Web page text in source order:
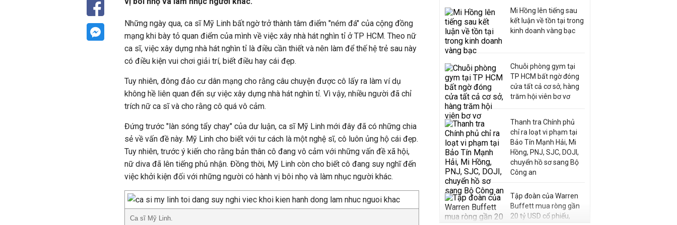
Những ngày qua, ca sĩ Mỹ Linh bất ngờ trở thành tâm điểm "ném đá" của cộng đồng
mạng khi bày tỏ quan điểm của mình về việc xây nhà hát nghìn tỉ ở TP HCM. Theo nữ
ca sĩ, việc xây dựng nhà hát nghìn tỉ là điều cần thiết và nên làm để thế hệ trẻ sau này
có điều kiện vui chơi giải trí, biết điều hay cái đẹp.
Tuy nhiên, đông đảo cư dân mạng cho rằng câu chuyện được cô lấy ra làm ví dụ
không hề liên quan đến sự việc xây dựng nhà hát nghìn tỉ. Vì vậy, nhiều người đã chỉ
trích nữ ca sĩ và cho rằng cô quá vô cảm.
Đứng trước "làn sóng tẩy chay" của dư luận, ca sĩ Mỹ Linh mới đây đã có những chia
sẻ về vấn đề này. Mỹ Linh cho biết với tư cách là một nghệ sĩ, cô luôn ủng hộ cái đẹp.
Tuy nhiên, trước ý kiến cho rằng bản thân cô đang vô cảm với những vấn đề xã hội,
nữ diva đã lên tiếng phủ nhận. Đồng thời, Mỹ Linh còn cho biết cô đang suy nghĩ đến
việc khởi kiện đối với những người có hành vị bôi nhọ và làm nhục người khác.
Ca sĩ Mỹ Linh.
Mi Hồng lên tiếng sau
kết luận về tồn tại trong
kinh doanh vàng bạc
Chuỗi phòng gym tại
TP HCM bất ngờ đóng
cửa tất cả cơ sở, hàng
trăm hội viên bơ vơ
Thanh tra Chính phủ
chỉ ra loạt vi phạm tại
Bảo Tín Mạnh Hải, Mi
Hồng, PNJ, SJC, DOJI,
chuyển hồ sơ sang Bộ
Công an
Tập đoàn của Warren
Buffett mua ròng gần
20 tỷ USD cổ phiếu,